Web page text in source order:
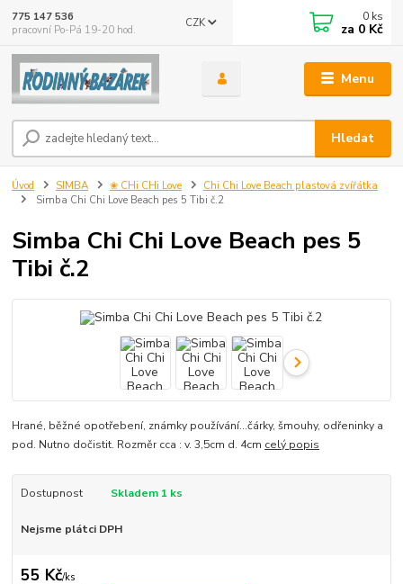
Menu
CZK
Hledat
775 147 536
pracovní Po-Pá 19-20 hod.
0 ks
za 0 Kč
Úvod SIMBA ❀ CHi CHi Love
Chi Chi Love Beach plastová zvířátka
Simba Chi Chi Love Beach pes 5 Tibi č.2
Simba Chi Chi Love Beach pes 5
Tibi č.2
Hrané, běžné opotřebení, známky používání...čárky, šmouhy, odřeninky a
pod. Nutno dočistit. Rozměr cca : v. 3,5cm d. 4cm celý popis
Dostupnost Skladem 1 ks
Nejsme plátci DPH
55 Kč/ks